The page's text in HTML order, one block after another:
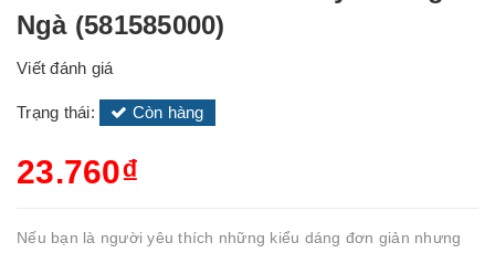
Ngà (581585000)
Viết đánh giá
Trạng thái: Còn hàng
23.760₫
Nếu bạn là người yêu thích những kiểu dáng đơn giản nhưng